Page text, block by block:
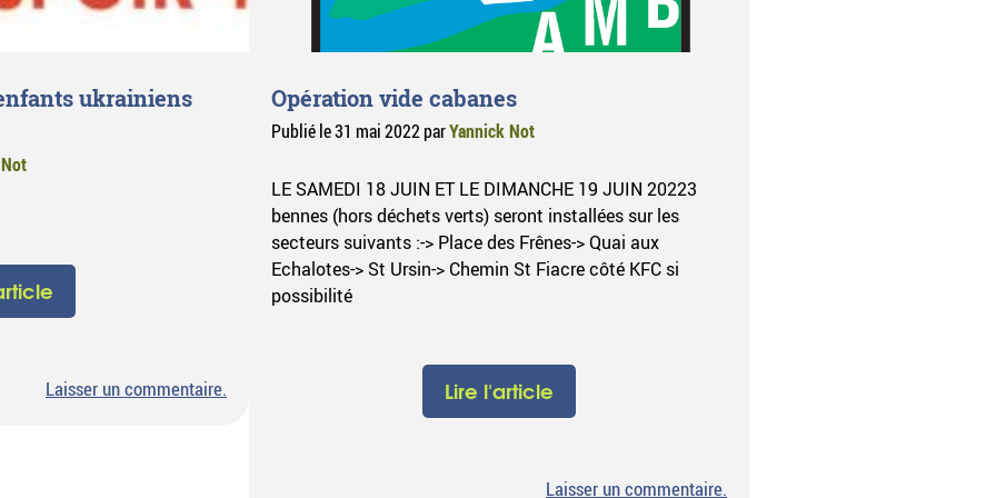
ukrainiens
Laisser un commentairesur
.
Opération vide cabanes
Publié le31 mai 2022parYannick Not
LE SAMEDI 18 JUIN ET LE DIMANCHE 19 JUIN 20223
bennes (hors déchets verts) seront installées sur les
secteurs suivants :-> Place des Frênes-> Quai aux
Echalotes-> St Ursin-> Chemin St Fiacre côté KFC si
possibilité
Lire l'article
Laisser un commentairesur
.